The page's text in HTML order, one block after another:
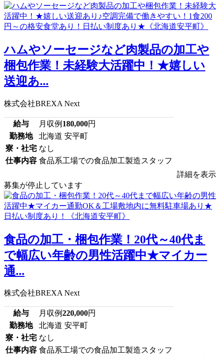
ハムやソーセージなど肉製品の加工や
梱包作業！未経験大活躍中！★嬉しい
送迎あ...
株式会社BREXA Next
給与 月収例 180,000円
勤務地
北海道 安平町
寮・社宅 なし
仕事内容 食品系工場での食品加工製造スタッフ
詳細を表示
募集が停止しています
食品の加工・梱包作業！20代～40代ま
で幅広い年齢の男性活躍中★マイカー
通...
株式会社BREXA Next
給与 月収例220,000円
勤務地
北海道 安平町
寮・社宅 なし
仕事内容 食品系工場での食品加工製造スタッフ